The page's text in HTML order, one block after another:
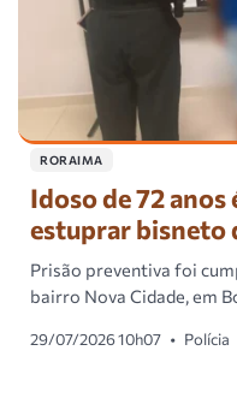
RORAIMA
Idoso de 72 anos
estuprar bisneto
Prisão preventiva foi
bairro Nova Cidade, em
29/07/2026 10h07 • Polícia